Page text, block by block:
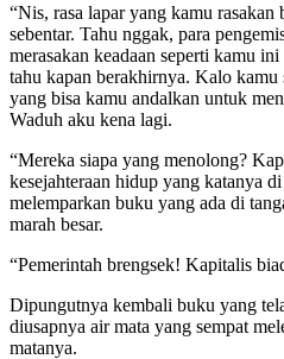
“Nis, rasa lapar yang kamu
sebentar. Tahu nggak, para
merasakan keadaan seperti kamu
tahu kapan berakhirnya. Kalo kamu
yang bisa kamu andalkan untuk
Waduh aku kena lagi.
“Mereka siapa yang menolong?
kesejahteraan hidup yang katanya
melemparkan buku yang ada di
marah besar.
“Pemerintah brengsek! Kapitalis
Dipungutnya kembali buku yang
diusapnya air mata yang sempat
matanya.